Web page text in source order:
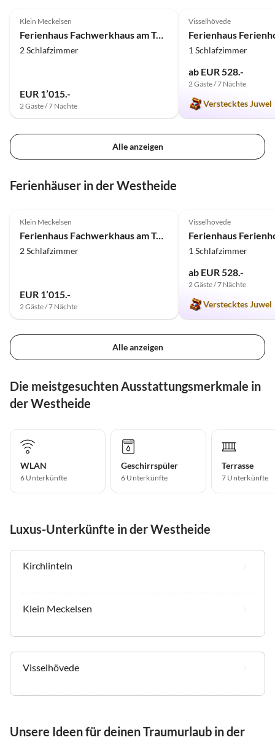
Klein Meckelsen
Ferienhaus Fachwerkhaus am Teich
2 Schlafzimmer
EUR 1’015.-
2 Gäste / 7 Nächte
Visselhövede
Ferienhaus
1 Schlafzimmer
ab EUR 528.-
2 Gäste / 7 Nächte
Verstecktes Juwel
Alle anzeigen
Ferienhäuser in der Westheide
Klein Meckelsen
Ferienhaus Fachwerkhaus am Teich
2 Schlafzimmer
EUR 1’015.-
2 Gäste / 7 Nächte
Visselhövede
Ferienhaus
1 Schlafzimmer
ab EUR 528.-
2 Gäste / 7 Nächte
Verstecktes Juwel
Alle anzeigen
Die meistgesuchten Ausstattungsmerkmale in
der Westheide
WLAN
6 Unterkünfte
Geschirrspüler
6 Unterkünfte
Terrasse
7 Unterkünfte
Luxus-Unterkünfte in der Westheide
Kirchlinteln
Klein Meckelsen
Visselhövede
Unsere Ideen für deinen Traumurlaub in der